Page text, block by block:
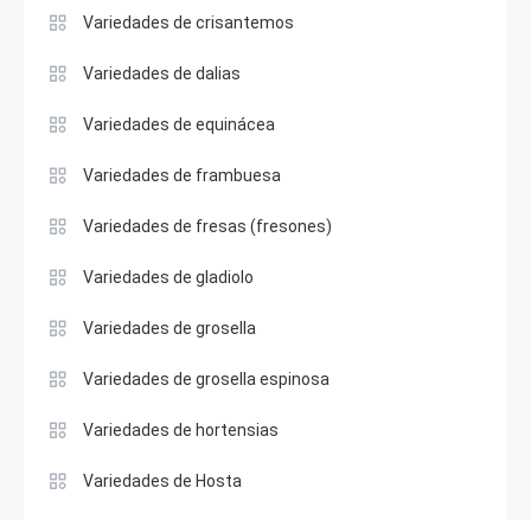
Variedades de crisantemos
Variedades de dalias
Variedades de equinácea
Variedades de frambuesa
Variedades de fresas (fresones)
Variedades de gladiolo
Variedades de grosella
Variedades de grosella espinosa
Variedades de hortensias
Variedades de Hosta